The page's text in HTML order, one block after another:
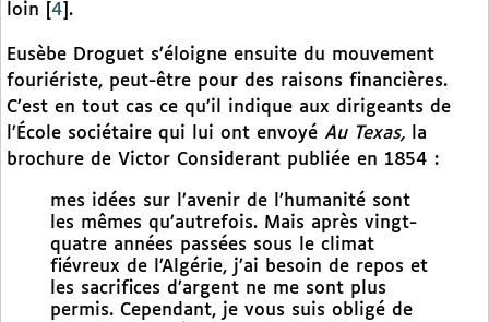
loin
4 .
Eusèbe Droguet s’éloigne ensuite du mouvement
fouriériste, peut-être pour des raisons financières.
C’est en tout cas ce qu’il indique aux dirigeants de
l’École sociétaire qui lui ont envoyé Au Texas,
la
brochure de Victor Considerant publiée en 1854 :
mes idées sur l’avenir de l’humanité sont
les mêmes qu’autrefois. Mais après vingt-
quatre années passées sous le climat
fiévreux de l’Algérie, j’ai besoin de repos et
les sacrifices d’argent ne me sont plus
permis. Cependant, je vous suis obligé de